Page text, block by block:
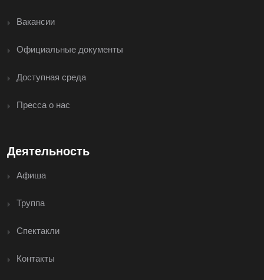
Вакансии
Официальные документы
Доступная среда
Пресса о нас
Деятельность
Афиша
Труппа
Спектакли
Контакты